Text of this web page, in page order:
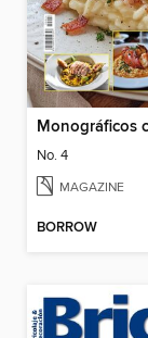
Monográficos
No. 4
MAGAZINE
BORROW